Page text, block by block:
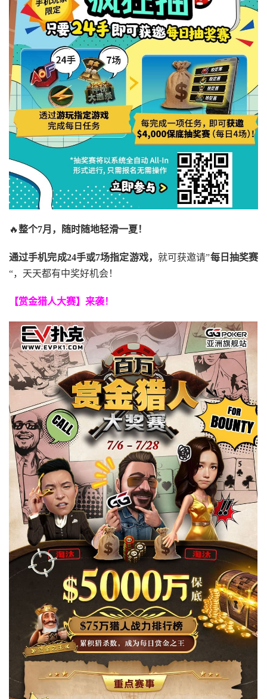
🔥整个7月，随时随地轻滑一夏！
通过手机完成24手或7场指定游戏， 就可获邀请”每日抽奖赛
“，天天都有中奖好机会！
【赏金猎人大赛】来袭！